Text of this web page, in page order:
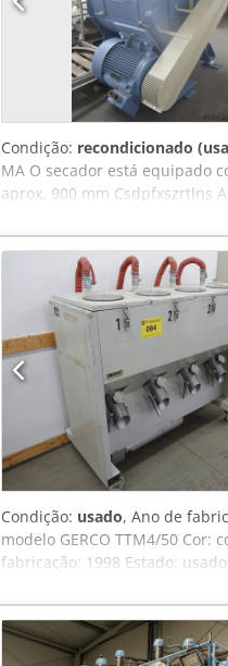
Condição: recondicionado
MA O secador está equipado
aprox. 900 mm Csdpfxszrtlns
Condição: usado, Ano de
modelo GERCO TTM4/50
fabricação: 1998 Estado: